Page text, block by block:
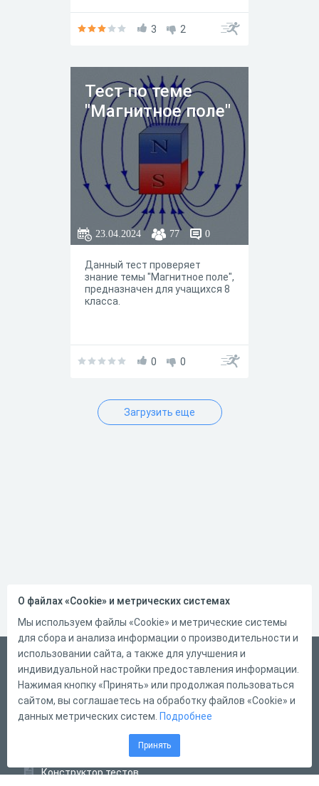
3 2
Тест по теме
"Магнитное поле"
23.04.2024 77 0
Данный тест проверяет
знание темы "Магнитное поле",
предназначен для учащихся 8
класса.
0 0
Загрузить еще
Русский
Справка
Форма обратной связи
Конструктор тестов
О файлах «Cookie» и метрических системах
Мы используем файлы «Cookie» и метрические системы
для сбора и анализа информации о производительности и
использовании сайта, а также для улучшения и
индивидуальной настройки предоставления информации.
Нажимая кнопку «Принять» или продолжая пользоваться
сайтом, вы соглашаетесь на обработку файлов «Cookie» и
данных метрических систем. Подробнее
Принять